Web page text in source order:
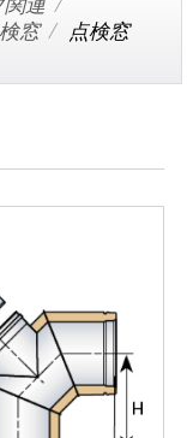
窓
点検窓